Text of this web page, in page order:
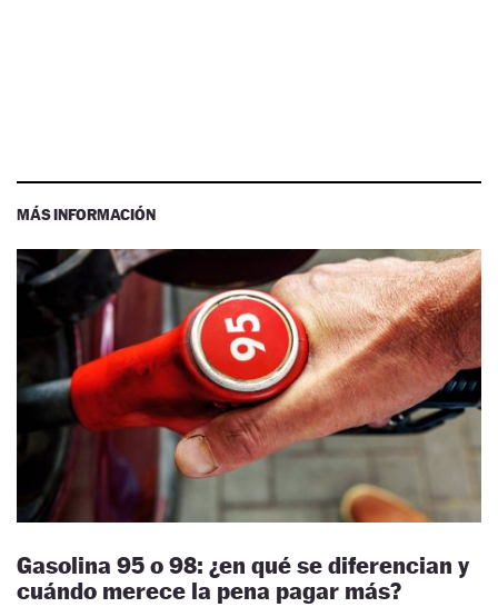
MÁS INFORMACIÓN
Gasolina 95 o 98: ¿en qué se diferencian y
cuándo merece la pena pagar más?